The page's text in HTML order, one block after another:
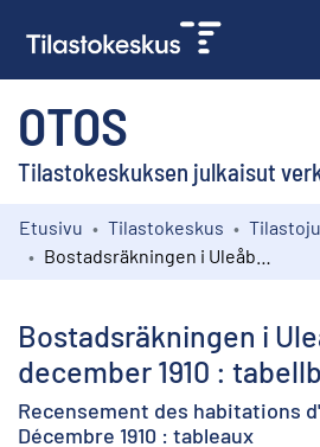
OTOS
Tilastokeskuksen julkaisut
Kokoelmat
Etusivu Tilastokeskus
Bostadsräkningen i
december 1910 :
Recensement des habitations
Décembre 1910 : tableaux